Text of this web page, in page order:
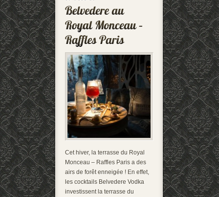
Cet hiver, la terrasse du Royal
Monceau – Raffles Paris a des
airs de forêt enneigée ! En effet,
les cocktails Belvedere Vodka
investissent la terrasse du